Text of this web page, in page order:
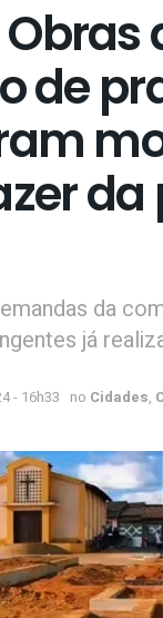
de
da
já
- 16h33 no Cidades,